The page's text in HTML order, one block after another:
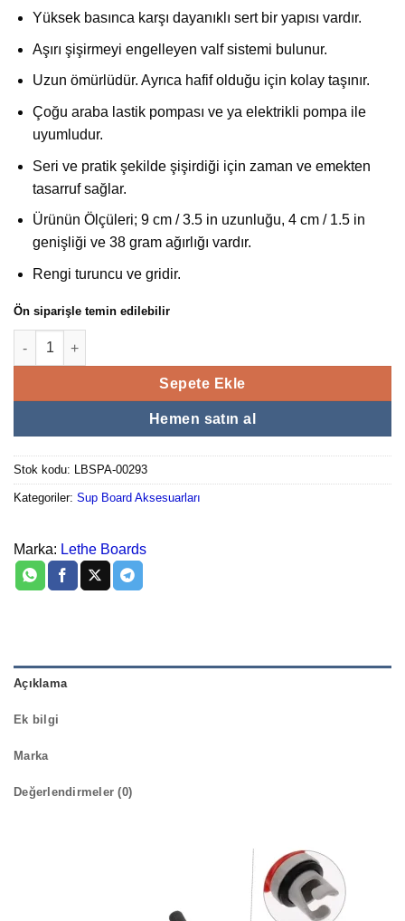
Yüksek basınca karşı dayanıklı sert bir yapısı vardır.
Aşırı şişirmeyi engelleyen valf sistemi bulunur.
Uzun ömürlüdür. Ayrıca hafif olduğu için kolay taşınır.
Çoğu araba lastik pompası ve ya elektrikli pompa ile
uyumludur.
Seri ve pratik şekilde şişirdiği için zaman ve emekten
tasarruf sağlar.
Ürünün Ölçüleri; 9 cm / 3.5 in uzunluğu, 4 cm / 1.5 in
genişliği ve 38 gram ağırlığı vardır.
Rengi turuncu ve gridir.
Ön siparişle temin edilebilir
Sup Pompa Adaptörü adet
Sepete Ekle
Hemen satın al
Stok kodu: LBSPA-00293
Kategoriler: Sup Board Aksesuarları
Marka: Lethe Boards
Açıklama
Ek bilgi
Marka
Değerlendirmeler (0)